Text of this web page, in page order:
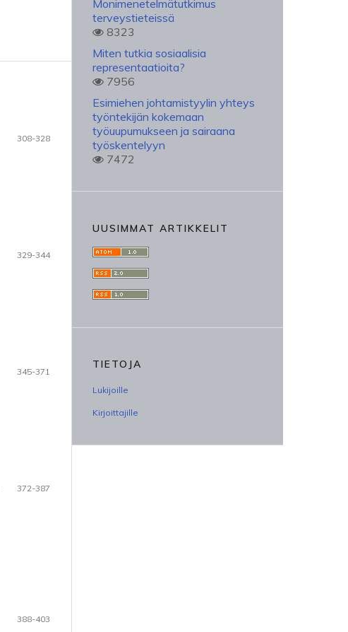
308-328
329-344
345-371
372-387
388-403
Monimenetelmätutkimus
terveystieteissä
8323
Miten tutkia sosiaalisia
representaatioita?
7956
Esimiehen johtamistyylin yhteys
työntekijän kokemaan
työuupumukseen ja sairaana
työskentelyyn
7472
UUSIMMAT ARTIKKELIT
TIETOJA
Lukijoille
Kirjoittajille